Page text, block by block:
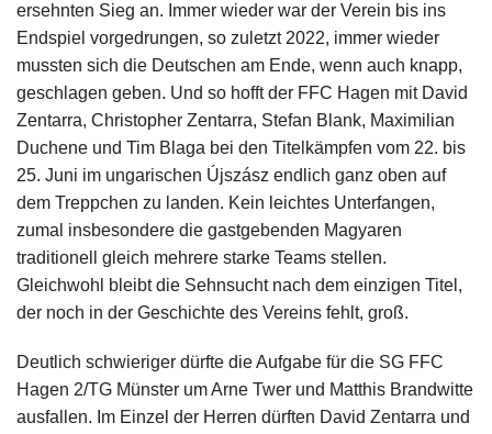
ersehnten Sieg an. Immer wieder war der Verein bis ins
Endspiel vorgedrungen, so zuletzt 2022, immer wieder
mussten sich die Deutschen am Ende, wenn auch knapp,
geschlagen geben. Und so hofft der FFC Hagen mit David
Zentarra, Christopher Zentarra, Stefan Blank, Maximilian
Duchene und Tim Blaga bei den Titelkämpfen vom 22. bis
25. Juni im ungarischen Újszász endlich ganz oben auf
dem Treppchen zu landen. Kein leichtes Unterfangen,
zumal insbesondere die gastgebenden Magyaren
traditionell gleich mehrere starke Teams stellen.
Gleichwohl bleibt die Sehnsucht nach dem einzigen Titel,
der noch in der Geschichte des Vereins fehlt, groß.
Deutlich schwieriger dürfte die Aufgabe für die SG FFC
Hagen 2/TG Münster um Arne Twer und Matthis Brandwitte
ausfallen. Im Einzel der Herren dürften David Zentarra und